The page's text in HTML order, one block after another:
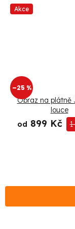
Akce
–25 %
Obraz na plátně
louce
od 899 Kč